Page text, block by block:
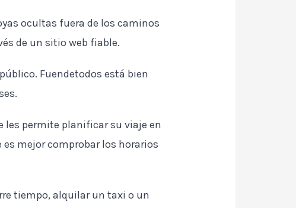
ocultas fuera de los caminos
de un sitio web fiable.
Fuendetodos está bien
les permite planificar su viaje en
mejor comprobar los horarios
tiempo, alquilar un taxi o un